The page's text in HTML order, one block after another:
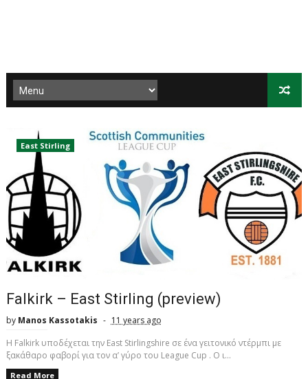
East Stirling
Falkirk – East Stirling (preview)
by Manos Kassotakis
11 years ago
H Falkirk υποδέχεται την East Stirlingshire σε ένα γειτονικό ντέρμπι με
ξακάθαρο φαβορί για τον α’ γύρο του League Cup . O ι...
Read More